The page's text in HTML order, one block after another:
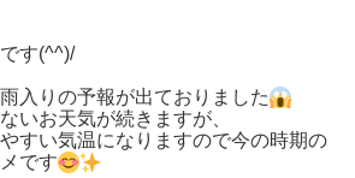
す(^^)/
入りの予報が出ておりました
いお天気が続きますが、
すい気温になりますので今の時期の
です